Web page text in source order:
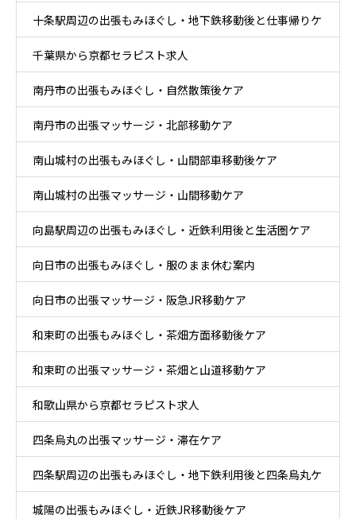
十条駅周辺の出張もみほぐし・地下鉄移動後と仕事帰りケ
ア
千葉県から京都セラピスト求人
南丹市の出張もみほぐし・自然散策後ケア
南丹市の出張マッサージ・北部移動ケア
南山城村の出張もみほぐし・山間部車移動後ケア
南山城村の出張マッサージ・山間移動ケア
向島駅周辺の出張もみほぐし・近鉄利用後と生活圏ケア
向日市の出張もみほぐし・服のまま休む案内
向日市の出張マッサージ・阪急JR移動ケア
和束町の出張もみほぐし・茶畑方面移動後ケア
和束町の出張マッサージ・茶畑と山道移動ケア
和歌山県から京都セラピスト求人
四条烏丸の出張マッサージ・滞在ケア
四条駅周辺の出張もみほぐし・地下鉄利用後と四条烏丸ケ
ア
城陽の出張もみほぐし・近鉄JR移動後ケア